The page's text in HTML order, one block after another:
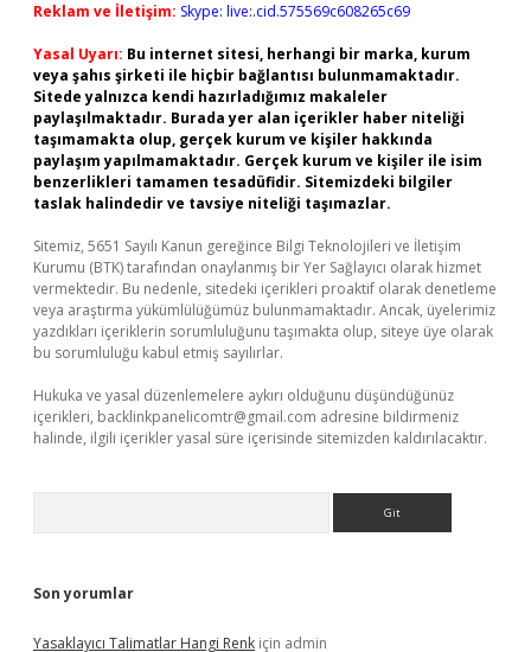
Reklam ve İletişim: Skype: live:.cid.575569c608265c69
Yasal Uyarı: Bu internet sitesi, herhangi bir marka, kurum
veya şahıs şirketi ile hiçbir bağlantısı bulunmamaktadır.
Sitede yalnızca kendi hazırladığımız makaleler
paylaşılmaktadır. Burada yer alan içerikler haber niteliği
taşımamakta olup, gerçek kurum ve kişiler hakkında
paylaşım yapılmamaktadır. Gerçek kurum ve kişiler ile isim
benzerlikleri tamamen tesadüfidir. Sitemizdeki bilgiler
taslak halindedir ve tavsiye niteliği taşımazlar.
Sitemiz, 5651 Sayılı Kanun gereğince Bilgi Teknolojileri ve İletişim
Kurumu (BTK) tarafından onaylanmış bir Yer Sağlayıcı olarak hizmet
vermektedir. Bu nedenle, sitedeki içerikleri proaktif olarak denetleme
veya araştırma yükümlülüğümüz bulunmamaktadır. Ancak, üyelerimiz
yazdıkları içeriklerin sorumluluğunu taşımakta olup, siteye üye olarak
bu sorumluluğu kabul etmiş sayılırlar.
Hukuka ve yasal düzenlemelere aykırı olduğunu düşündüğünüz
içerikleri, backlinkpanelicomtr@gmail.com adresine bildirmeniz
halinde, ilgili içerikler yasal süre içerisinde sitemizden kaldırılacaktır.
Son yorumlar
Yasaklayıcı Talimatlar Hangi Renk için admin